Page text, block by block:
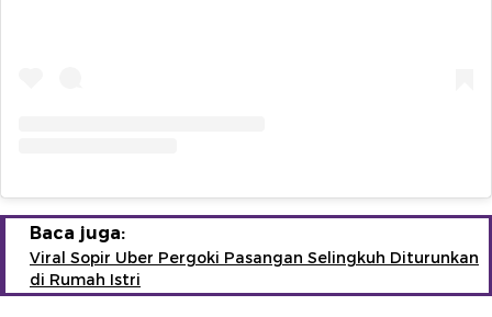
Baca juga:
Viral Sopir Uber Pergoki Pasangan Selingkuh Diturunkan
di Rumah Istri